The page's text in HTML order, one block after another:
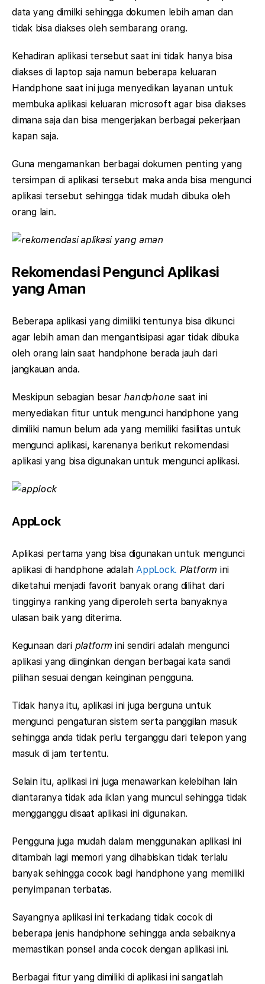
data yang dimilki sehingga dokumen lebih aman dan
tidak bisa diakses oleh sembarang orang.
Kehadiran aplikasi tersebut saat ini tidak hanya bisa
diakses di laptop saja namun beberapa keluaran
Handphone saat ini juga menyedikan layanan untuk
membuka aplikasi keluaran microsoft agar bisa diakses
dimana saja dan bisa mengerjakan berbagai pekerjaan
kapan saja.
Guna mengamankan berbagai dokumen penting yang
tersimpan di aplikasi tersebut maka anda bisa mengunci
aplikasi tersebut sehingga tidak mudah dibuka oleh
orang lain.
Rekomendasi Pengunci Aplikasi
yang Aman
Beberapa aplikasi yang dimiliki tentunya bisa dikunci
agar lebih aman dan mengantisipasi agar tidak dibuka
oleh orang lain saat handphone berada jauh dari
jangkauan anda.
Meskipun sebagian besar handphone saat ini
menyediakan fitur untuk mengunci handphone yang
dimiliki namun belum ada yang memiliki fasilitas untuk
mengunci aplikasi, karenanya berikut rekomendasi
aplikasi yang bisa digunakan untuk mengunci aplikasi.
AppLock
Aplikasi pertama yang bisa digunakan untuk mengunci
aplikasi di handphone adalah AppLock. Platform ini
diketahui menjadi favorit banyak orang dilihat dari
tingginya ranking yang diperoleh serta banyaknya
ulasan baik yang diterima.
Kegunaan dari platform ini sendiri adalah mengunci
aplikasi yang diinginkan dengan berbagai kata sandi
pilihan sesuai dengan keinginan pengguna.
Tidak hanya itu, aplikasi ini juga berguna untuk
mengunci pengaturan sistem serta panggilan masuk
sehingga anda tidak perlu terganggu dari telepon yang
masuk di jam tertentu.
Selain itu, aplikasi ini juga menawarkan kelebihan lain
diantaranya tidak ada iklan yang muncul sehingga tidak
mengganggu disaat aplikasi ini digunakan.
Pengguna juga mudah dalam menggunakan aplikasi ini
ditambah lagi memori yang dihabiskan tidak terlalu
banyak sehingga cocok bagi handphone yang memiliki
penyimpanan terbatas.
Sayangnya aplikasi ini terkadang tidak cocok di
beberapa jenis handphone sehingga anda sebaiknya
memastikan ponsel anda cocok dengan aplikasi ini.
Berbagai fitur yang dimiliki di aplikasi ini sangatlah